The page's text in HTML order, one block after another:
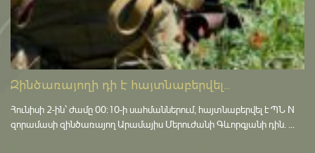
Զինծառայողի դի է հայտնաբերվել...
Հունիսի 2-ին՝ ժամը 00:10-ի սահմաններում, հայտնաբերվել է ՊՆ N
զորամասի զինծառայող Արամայիս Մերուժանի Գևորգյանի դին. ...